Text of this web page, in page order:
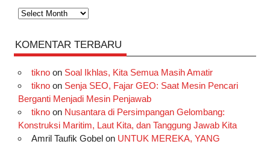
Arsip
KOMENTAR TERBARU
tiknoon Soal Ikhlas, Kita Semua Masih Amatir
tiknoon Senja SEO, Fajar GEO: Saat Mesin Pencari
Berganti Menjadi Mesin Penjawab
tiknoon Nusantara di Persimpangan Gelombang:
Konstruksi Maritim, Laut Kita, dan Tanggung Jawab Kita
Amril Taufik Gobelon UNTUK MEREKA, YANG